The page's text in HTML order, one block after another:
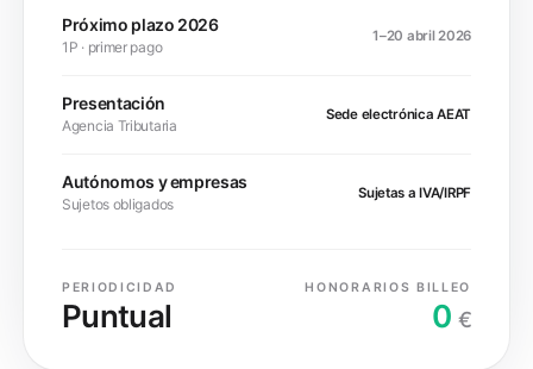
Próximo plazo 2026
1P · primer pago
1–20 abril 2026
Presentación
Agencia Tributaria
Sede electrónica AEAT
Autónomos y empresas
Sujetos obligados
Sujetas a IVA/IRPF
PERIODICIDAD
Puntual
HONORARIOS BILLEO
0 €